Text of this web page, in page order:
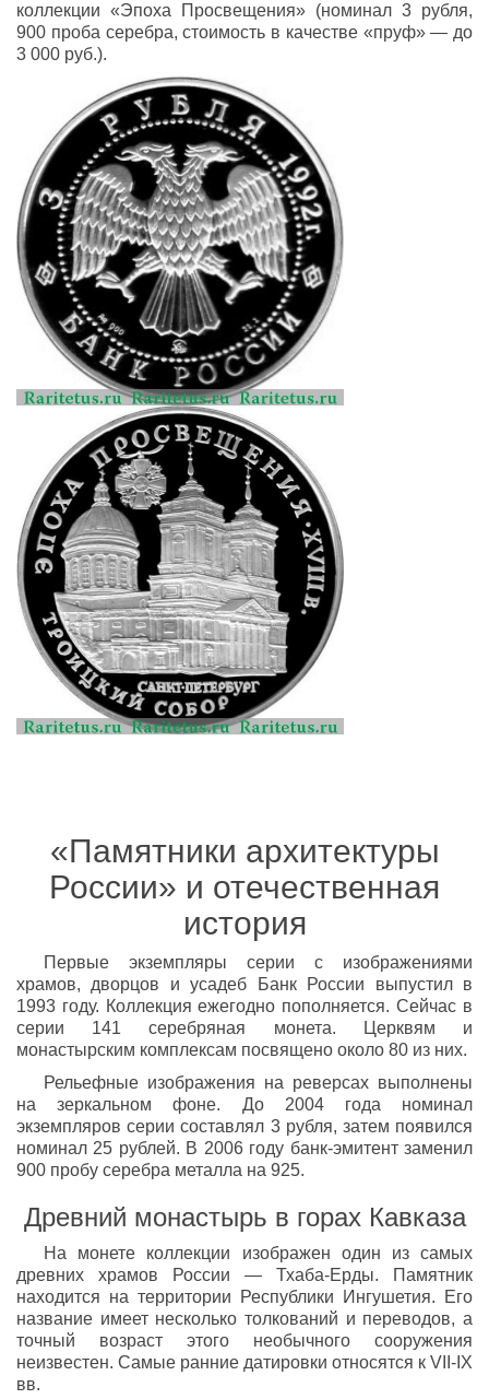
коллекции «Эпоха Просвещения» (номинал 3 рубля,
900 проба серебра,стоимость в качестве«пруф» — до
3 000 руб.).
«Памятники архитектуры
России» и отечественная
история
Первые экземпляры серии с изображениями
храмов, дворцов и усадеб Банк России выпустил в
1993 году. Коллекция ежегодно пополняется. Сейчас в
серии 141 серебряная монета. Церквям и
монастырским комплексам посвящено около 80 из них.
Рельефные изображения на реверсах выполнены
на зеркальном фоне. До 2004 года номинал
экземпляров серии составлял 3 рубля, затем появился
номинал 25 рублей. В 2006 году банк-эмитент заменил
900 пробу серебра металла на 925.
Древний монастырь в горах Кавказа
На монете коллекции изображен один из самых
древних храмов России — Тхаба-Ерды. Памятник
находится на территории Республики Ингушетия. Его
название имеет несколько толкований и переводов, а
точный возраст этого необычного сооружения
неизвестен. Самые ранние датировки относятся к VII-IX
вв.